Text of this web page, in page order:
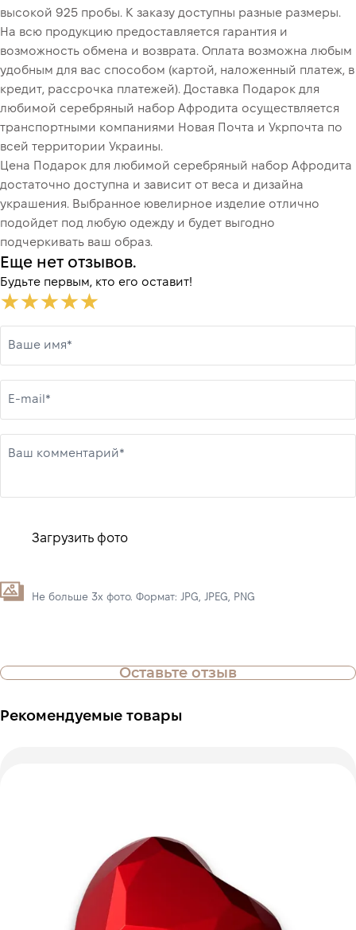
высокой 925 пробы. К заказу доступны разные размеры.
На всю продукцию предоставляется гарантия и
возможность обмена и возврата. Оплата возможна любым
удобным для вас способом (картой, наложенный платеж, в
кредит, рассрочка платежей). Доставка Подарок для
любимой серебряный набор Афродита осуществляется
транспортными компаниями Новая Почта и Укрпочта по
всей территории Украины.
Цена Подарок для любимой серебряный набор Афродита
достаточно доступна и зависит от веса и дизайна
украшения. Выбранное ювелирное изделие отлично
подойдет под любую одежду и будет выгодно
подчеркивать ваш образ.
Еще нет отзывов.
Будьте первым, кто его оставит!
Ваше имя*
E-mail*
Ваш комментарий*
Загрузить фото
Не больше 3х фото. Формат: JPG, JPEG, PNG
Оставьте отзыв
Рекомендуемые товары